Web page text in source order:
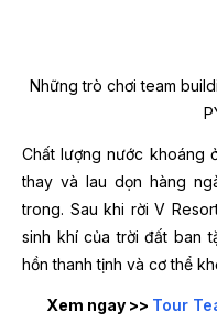
Những trò chơi team
Chất lượng nước khoáng
thay và lau dọn hàng
trong. Sau khi rời V
sinh khí của trời đất ban
hồn thanh tịnh và cơ thể
Xem ngay >> Tour